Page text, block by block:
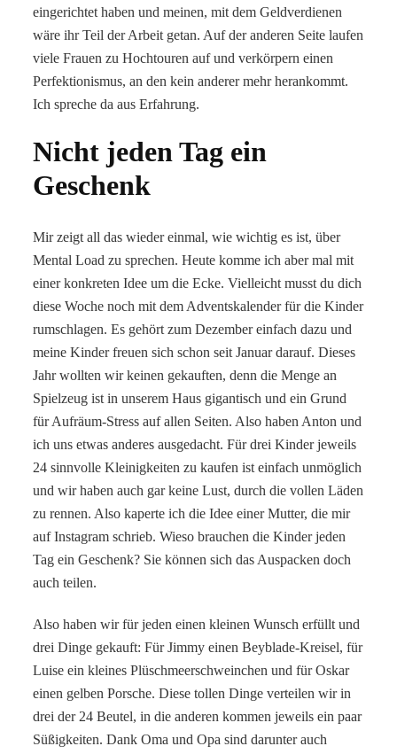
eingerichtet haben und meinen, mit dem Geldverdienen
wäre ihr Teil der Arbeit getan. Auf der anderen Seite laufen
viele Frauen zu Hochtouren auf und verkörpern einen
Perfektionismus, an den kein anderer mehr herankommt.
Ich spreche da aus Erfahrung.
Nicht jeden Tag ein
Geschenk
Mir zeigt all das wieder einmal, wie wichtig es ist, über
Mental Load zu sprechen. Heute komme ich aber mal mit
einer konkreten Idee um die Ecke. Vielleicht musst du dich
diese Woche noch mit dem Adventskalender für die Kinder
rumschlagen. Es gehört zum Dezember einfach dazu und
meine Kinder freuen sich schon seit Januar darauf. Dieses
Jahr wollten wir keinen gekauften, denn die Menge an
Spielzeug ist in unserem Haus gigantisch und ein Grund
für Aufräum-Stress auf allen Seiten. Also haben Anton und
ich uns etwas anderes ausgedacht. Für drei Kinder jeweils
24 sinnvolle Kleinigkeiten zu kaufen ist einfach unmöglich
und wir haben auch gar keine Lust, durch die vollen Läden
zu rennen. Also kaperte ich die Idee einer Mutter, die mir
auf Instagram schrieb. Wieso brauchen die Kinder jeden
Tag ein Geschenk? Sie können sich das Auspacken doch
auch teilen.
Also haben wir für jeden einen kleinen Wunsch erfüllt und
drei Dinge gekauft: Für Jimmy einen Beyblade-Kreisel, für
Luise ein kleines Plüschmeerschweinchen und für Oskar
einen gelben Porsche. Diese tollen Dinge verteilen wir in
drei der 24 Beutel, in die anderen kommen jeweils ein paar
Süßigkeiten. Dank Oma und Opa sind darunter auch